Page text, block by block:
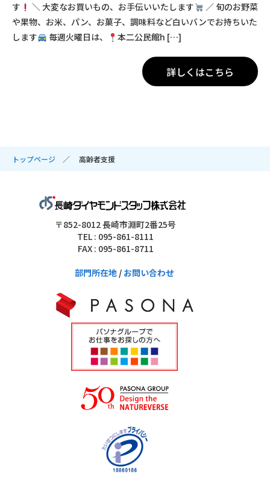
す
＼ 大変なお買いもの、お手伝いいたします
／ 旬のお野菜
や果物、お米、パン、お菓子、調味料など白いバンでお持ちいた
します
毎週火曜日は、 本二公民館h […]
詳しくはこちら
トップページ 高齢者支援
〒852-8012 長崎市淵町2番25号
TEL : 095-861-8111
FAX : 095-861-8711
部門所在地 / お問い合わせ